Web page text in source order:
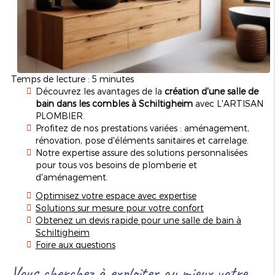
Temps de lecture : 5 minutes
Découvrez les avantages de la création d'une salle de
bain dans les combles à Schiltigheimavec L'ARTISAN
PLOMBIER.
Profitez de nos prestations variées : aménagement,
rénovation, pose d'éléments sanitaires et carrelage.
Notre expertise assure des solutions personnalisées
pour tous vos besoins de plomberie et
d'aménagement.
Optimisez votre espace avec expertise
Solutions sur mesure pour votre confort
Obtenez un devis rapide pour une salle de bain à
Schiltigheim
Foire aux questions